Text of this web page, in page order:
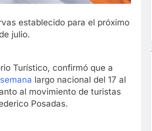
establecido para el próximo
julio.
Turístico, confirmó que a
semana largo nacional del 17 al
al movimiento de turistas
Posadas.